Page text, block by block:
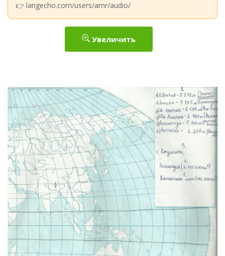
👉 langecho.com/users/amr/audio/
Увеличить